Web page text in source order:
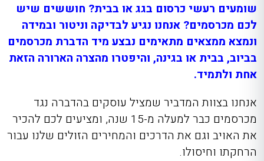
שומעים רעשי כרסום בגג או בבית? חוששים שיש
לכם מכרסמים? אנחנו נגיע לבדיקה וניטור ובמידה
ונמצא ממצאים מתאימים נבצע מיד הדברת מכרסמים
בביוב, בבית או בגינה, והיפטרו מהצרה הארורה הזאת
אחת ולתמיד.
אנחנו בצוות המדביר שמציל עוסקים בהדברה נגד
מכרסמים כבר למעלה מ-15 שנה, ומציעים לכם להכיר
את האויב וגם את הדרכים והמחירים הזולים שלנו עבור
הרחקתו וחיסולו.